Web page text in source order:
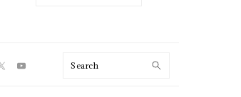
Search